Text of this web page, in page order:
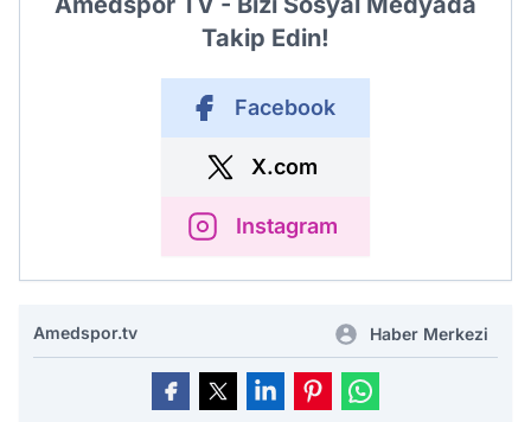
Takip Edin!
Facebook
X.com
Instagram
Amedspor.tv Haber Merkezi